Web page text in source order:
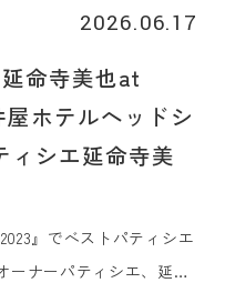
2026.06.17
命寺美也at
ホテルヘッドシ
ィシエ延命寺美
』でベストパティシエ
ーナーパティシエ、延命